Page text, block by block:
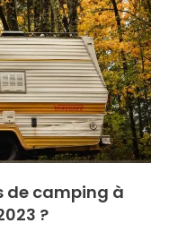
de camping à
?